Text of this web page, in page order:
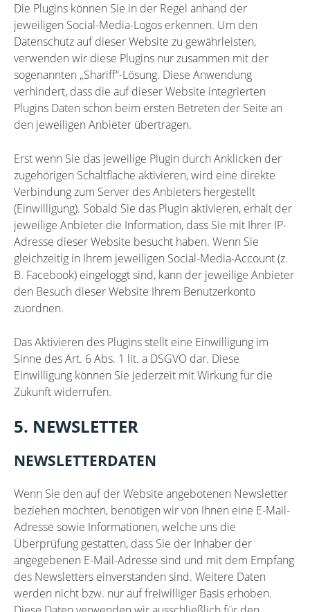
Die Plugins können Sie in der Regel anhand der
jeweiligen Social-Media-Logos erkennen. Um den
Datenschutz auf dieser Website zu gewährleisten,
verwenden wir diese Plugins nur zusammen mit der
sogenannten „Shariff“-Lösung. Diese Anwendung
verhindert, dass die auf dieser Website integrierten
Plugins Daten schon beim ersten Betreten der Seite an
den jeweiligen Anbieter übertragen.
Erst wenn Sie das jeweilige Plugin durch Anklicken der
zugehörigen Schaltfläche aktivieren, wird eine direkte
Verbindung zum Server des Anbieters hergestellt
(Einwilligung). Sobald Sie das Plugin aktivieren, erhält der
jeweilige Anbieter die Information, dass Sie mit Ihrer IP-
Adresse dieser Website besucht haben. Wenn Sie
gleichzeitig in Ihrem jeweiligen Social-Media-Account (z.
B. Facebook) eingeloggt sind, kann der jeweilige Anbieter
den Besuch dieser Website Ihrem Benutzerkonto
zuordnen.
Das Aktivieren des Plugins stellt eine Einwilligung im
Sinne des Art. 6 Abs. 1 lit. a DSGVO dar. Diese
Einwilligung können Sie jederzeit mit Wirkung für die
Zukunft widerrufen.
5. NEWSLETTER
NEWSLETTERDATEN
Wenn Sie den auf der Website angebotenen Newsletter
beziehen möchten, benötigen wir von Ihnen eine E-Mail-
Adresse sowie Informationen, welche uns die
Überprüfung gestatten, dass Sie der Inhaber der
angegebenen E-Mail-Adresse sind und mit dem Empfang
des Newsletters einverstanden sind. Weitere Daten
werden nicht bzw. nur auf freiwilliger Basis erhoben.